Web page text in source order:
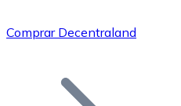
Bitcoin
Comprar Decentraland